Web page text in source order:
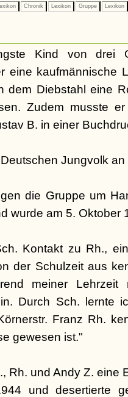
Chronik Lexikon Gruppe Lexikon
Kind von drei
eine kaufmännische
dem Diebstahl eine
Zudem musste
B. in einer
Jungvolk
die Gruppe um
wurde am 5. Oktober
Kontakt zu Rh.,
der Schulzeit aus
meiner Lehrzeit
Durch Sch. lernte
Franz Rh.
gewesen ist."
Rh. und Andy Z. eine
und desertierte